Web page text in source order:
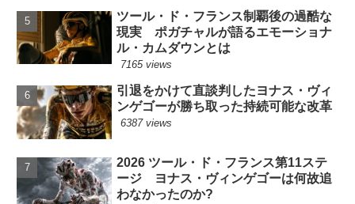
ツール・ド・フランス制覇後の過酷な
現実 ポガチャルが語るエモーショナ
ル・カムダウンとは
7165 views
引退をかけて直談判したヨナス・ヴィ
ンゲゴーが勝ち取った持続可能な改革
6387 views
2026 ツール・ド・フランス第11ステ
ージ ヨナス・ヴィンゲゴーは何故追
わなかったのか?